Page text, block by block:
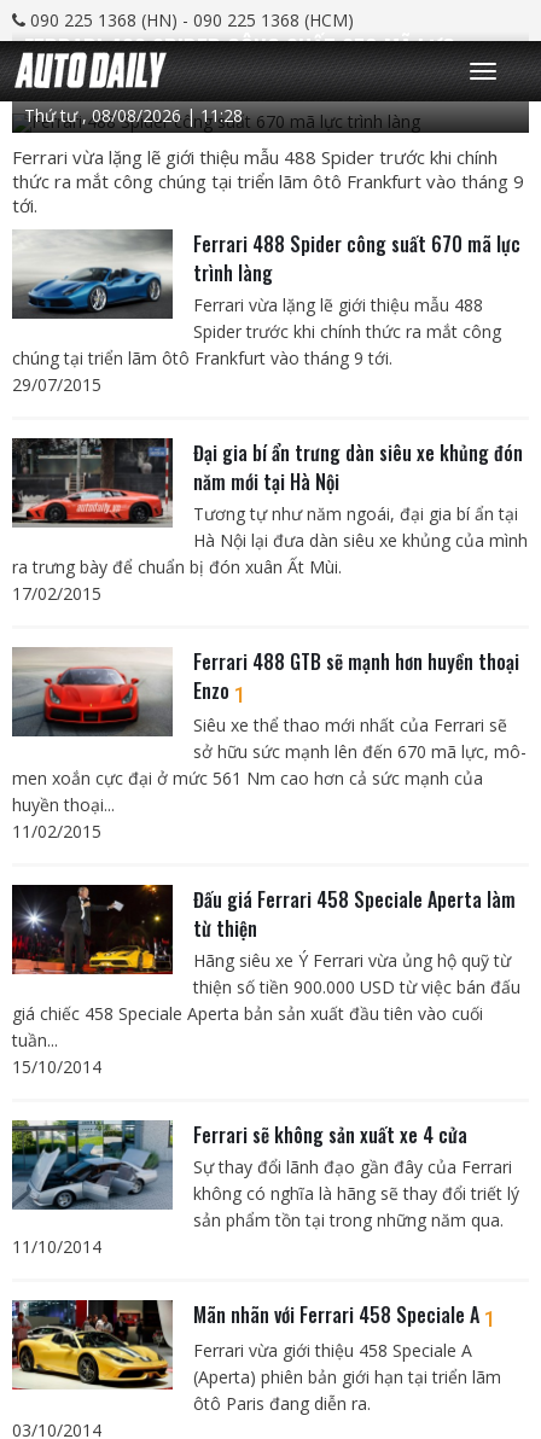
090 225 1368 (HN) - 090 225 1368 (HCM)
T
o
g
g
l
e
n
a
g
a
n
FERRARI 488 SPIDER CÔNG SUẤT 670 MÃ LỰC
TRÌNH LÀNG
Thứ tư , 08/08/2026 | 11:28
Ferrari vừa lặng lẽ giới thiệu mẫu 488 Spider trước khi chính
thức ra mắt công chúng tại triển lãm ôtô Frankfurt vào tháng 9
tới.
Ferrari 488 Spider công suất 670 mã lực
trình làng
Ferrari vừa lặng lẽ giới thiệu mẫu 488
Spider trước khi chính thức ra mắt công
chúng tại triển lãm ôtô Frankfurt vào tháng 9 tới.
29/07/2015
Đại gia bí ẩn trưng dàn siêu xe khủng đón
năm mới tại Hà Nội
Tương tự như năm ngoái, đại gia bí ẩn tại
Hà Nội lại đưa dàn siêu xe khủng của mình
ra trưng bày để chuẩn bị đón xuân Ất Mùi.
17/02/2015
Ferrari 488 GTB sẽ mạnh hơn huyền thoại
Enzo 1
Siêu xe thể thao mới nhất của Ferrari sẽ
sở hữu sức mạnh lên đến 670 mã lực, mô-
men xoắn cực đại ở mức 561 Nm cao hơn cả sức mạnh của
huyền thoại...
11/02/2015
Đấu giá Ferrari 458 Speciale Aperta làm
từ thiện
Hãng siêu xe Ý Ferrari vừa ủng hộ quỹ từ
thiện số tiền 900.000 USD từ việc bán đấu
giá chiếc 458 Speciale Aperta bản sản xuất đầu tiên vào cuối
tuần...
15/10/2014
Ferrari sẽ không sản xuất xe 4 cửa
Sự thay đổi lãnh đạo gần đây của Ferrari
không có nghĩa là hãng sẽ thay đổi triết lý
sản phẩm tồn tại trong những năm qua.
11/10/2014
Mãn nhãn với Ferrari 458 Speciale A 1
Ferrari vừa giới thiệu 458 Speciale A
(Aperta) phiên bản giới hạn tại triển lãm
ôtô Paris đang diễn ra.
03/10/2014